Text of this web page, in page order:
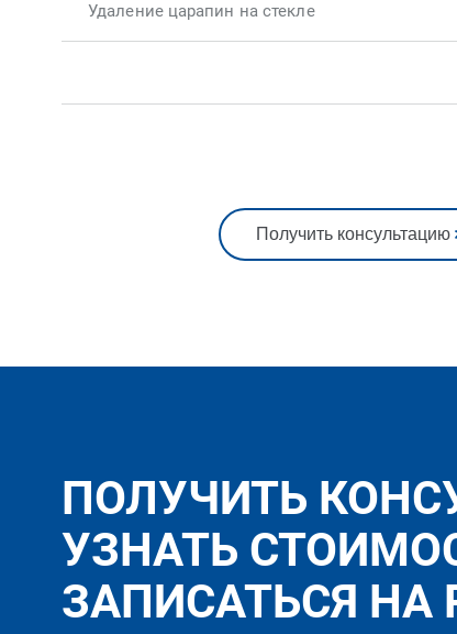
Удаление царапин на стекле
Получить консультацию
ПОЛУЧИТЬ
УЗНАТЬ
ЗАПИСАТЬСЯ НА